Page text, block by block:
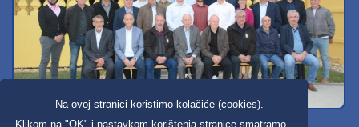
Na ovoj stranici koristimo kolačiće (cookies).
Klikom na "OK" i nastavkom korištenja stranice smatramo
Svi dobravski košarkaši